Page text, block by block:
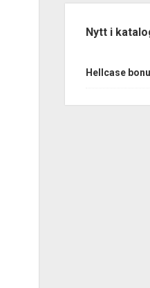
Nytt i
Hellcase